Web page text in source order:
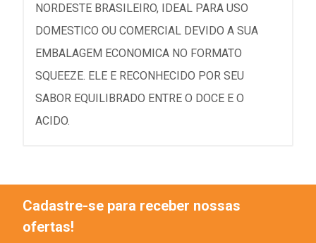
NORDESTE BRASILEIRO, IDEAL PARA USO
DOMESTICO OU COMERCIAL DEVIDO A SUA
EMBALAGEM ECONOMICA NO FORMATO
SQUEEZE. ELE E RECONHECIDO POR SEU
SABOR EQUILIBRADO ENTRE O DOCE E O
ACIDO.
Cadastre-se para receber nossas
ofertas!